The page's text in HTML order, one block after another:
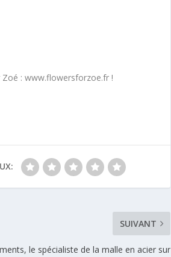
: www.flowersforzoe.fr !
SUIVANT
le spécialiste de la malle en acier sur